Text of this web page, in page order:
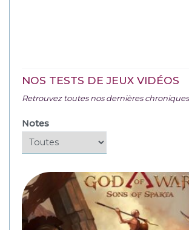
NOS TESTS DE JEUX VIDÉOS
Retrouvez toutes nos dernières
Notes